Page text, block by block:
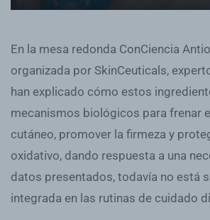
En la mesa redonda ConCiencia
organizada por SkinCeuticals,
han explicado cómo estos
mecanismos biológicos para frenar
cutáneo, promover la firmeza y
oxidativo, dando respuesta a una
datos presentados, todavía no está
integrada en las rutinas de cuidado